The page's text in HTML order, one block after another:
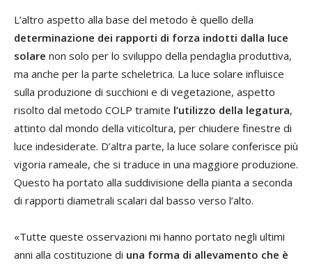
L’altro aspetto alla base del metodo è quello della
determinazione dei rapporti di forza indotti dalla luce
solare non solo per lo sviluppo della pendaglia produttiva,
ma anche per la parte scheletrica. La luce solare influisce
sulla produzione di succhioni e di vegetazione, aspetto
risolto dal metodo COLP tramite l’utilizzo della legatura,
attinto dal mondo della viticoltura, per chiudere finestre di
luce indesiderate. D’altra parte, la luce solare conferisce più
vigoria rameale, che si traduce in una maggiore produzione.
Questo ha portato alla suddivisione della pianta a seconda
di rapporti diametrali scalari dal basso verso l’alto.
«Tutte queste osservazioni mi hanno portato negli ultimi
anni alla costituzione di una forma di allevamento che è